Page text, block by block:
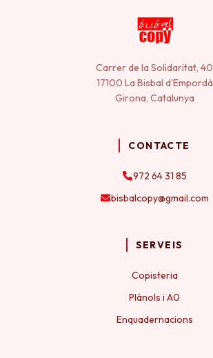
Carrer de la Solidaritat, 40
17100 La Bisbal d'Empordà
Girona, Catalunya
CONTACTE
972 64 31 85
bisbalcopy@gmail.com
SERVEIS
Copisteria
Plànols i A0
Enquadernacions